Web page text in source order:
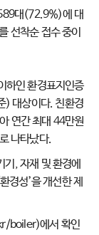
대(72.9%)에 대
선착순 접수 중이
하인 환경표지인증
) 대상이다. 친환경
연간 최대 44만원
나타났다.
, 자재 및 환경에
경성’을 개선한 제
boiler)에서 확인